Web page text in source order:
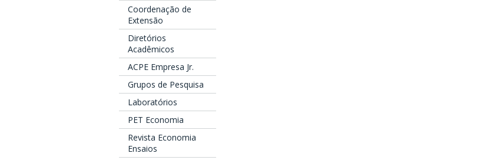
Coordenação de
Extensão
Diretórios
Acadêmicos
ACPE Empresa Jr.
Grupos de Pesquisa
Laboratórios
PET Economia
Revista Economia
Ensaios